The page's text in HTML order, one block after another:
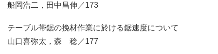
船岡浩二，田中昌伸／173
テーブル帯鋸の挽材作業に於ける鋸速度について
山口喜弥太，森 稔／177